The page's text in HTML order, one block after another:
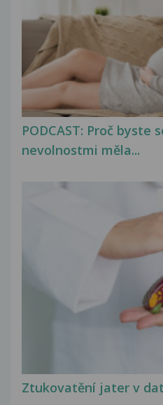
PODCAST: Proč byste
nevolnostmi měla...
Ztukovatění jater v